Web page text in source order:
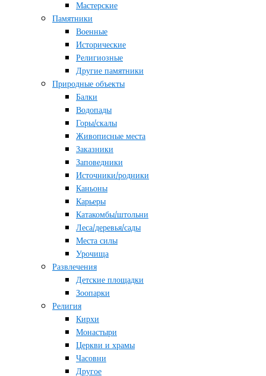
Мастерские
Памятники
Военные
Исторические
Религиозные
Другие памятники
Природные объекты
Балки
Водопады
Горы/скалы
Живописные места
Заказники
Заповедники
Источники/родники
Каньоны
Карьеры
Катакомбы/штольни
Леса/деревья/сады
Места силы
Урочища
Развлечения
Детские площадки
Зоопарки
Религия
Кирхи
Монастыри
Церкви и храмы
Часовни
Другое